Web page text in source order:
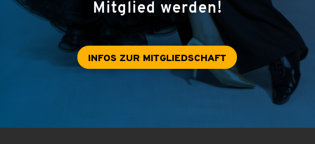
Mitglied werden!
INFOS ZUR MITGLIEDSCHAFT